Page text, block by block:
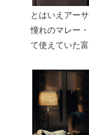
とはいえアー
憧れのマレー
て使えていた